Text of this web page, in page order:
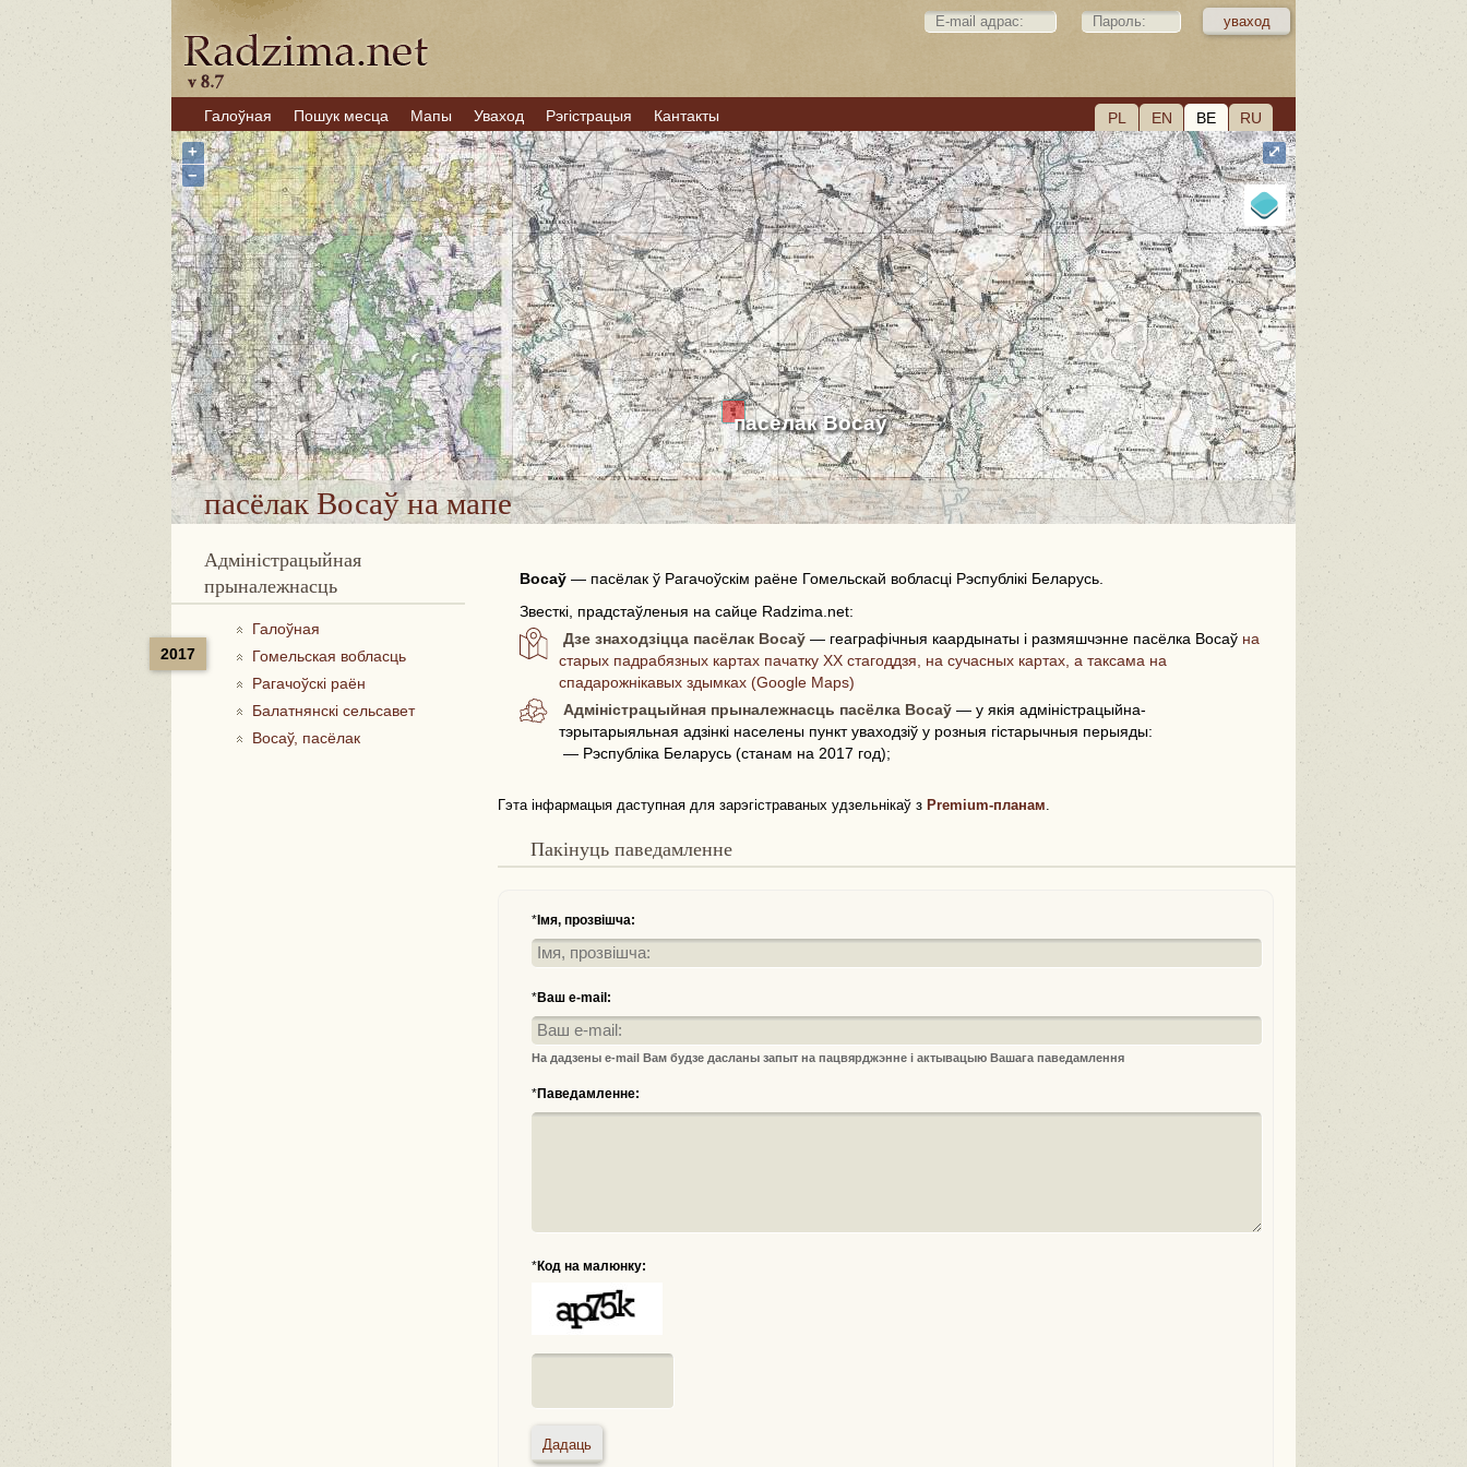
PL EN BE RU
Галоўная Пошук месца Мапы Уваход Рэгістрацыя Кантакты
пасёлак Восаў
+
−
⤢
пасёлак Восаўна мапе
Адміністрацыйная
прыналежнасць
2017
Галоўная
Гомельская вобласць
Рагачоўскі раён
Балатнянскі сельсавет
Восаў, пасёлак
Восаў— пасёлак ў Рагачоўскім раёне Гомельскай вобласці Рэспублікі Беларусь.
Звесткі, прадстаўленыя на сайце Radzima.net:
Дзе знаходзіцца пасёлак Восаў — геаграфічныя каардынаты і размяшчэнне пасёлка Восаў на
старых падрабязных картах пачатку ХХ стагоддзя, на сучасных картах, а таксама на
спадарожнікавых здымках (Google Maps)
Адміністрацыйная прыналежнасць пасёлка Восаў — у якія адміністрацыйна-
тэрытарыяльная адзінкі населены пункт уваходзіў у розныя гістарычныя перыяды:
— Рэспубліка Беларусь (станам на 2017 год);
Гэта інфармацыя даступная для зарэгістраваных удзельнікаў з Premium-планам.
Пакінуць паведамленне
*Імя, прозвішча:
*Ваш e-mail:
На дадзены e-mail Вам будзе дасланы запыт на пацвярджэнне і актывацыю Вашага паведамлення
*Паведамленне:
*Код на малюнку: